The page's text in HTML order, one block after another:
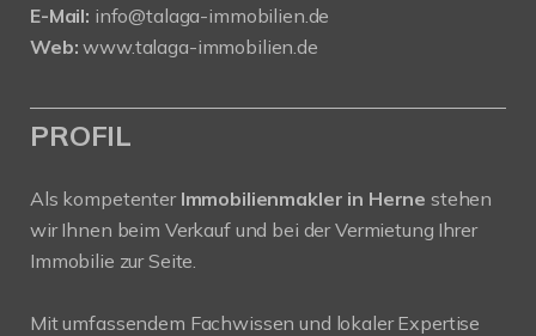
E-Mail: info@talaga-immobilien.de
Web: www.talaga-immobilien.de
PROFIL
Als kompetenter Immobilienmakler in Herne stehen
wir Ihnen beim Verkauf und bei der Vermietung Ihrer
Immobilie zur Seite.
Mit umfassendem Fachwissen und lokaler Expertise